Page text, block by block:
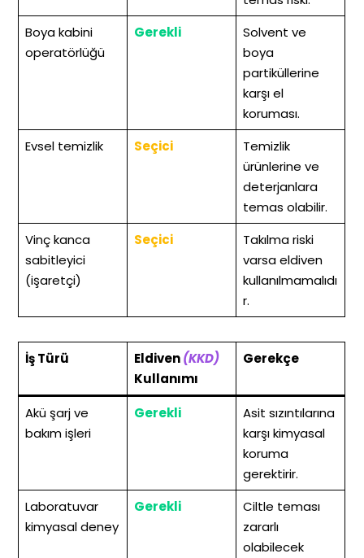
Boya kabini
operatörlüğü
Gerekli
Solvent ve
boya
partiküllerine
karşı el
koruması.
Evsel temizlik
Seçici
Temizlik
ürünlerine ve
deterjanlara
temas olabilir.
Vinç kanca
sabitleyici
(işaretçi)
Seçici
Takılma riski
varsa eldiven
kullanılmamalıdı
r.
İş Türü Eldiven(KKD)
Kullanımı
Gerekçe
Akü şarj ve
bakım işleri
Gerekli
Asit sızıntılarına
karşı kimyasal
koruma
gerektirir.
Laboratuvar
kimyasal deney
Gerekli
Ciltle teması
zararlı
olabilecek